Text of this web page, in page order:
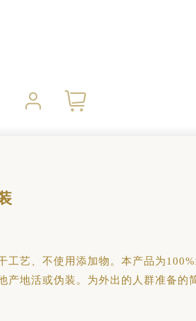
工艺、不使用添加物。本产品为
产地活或伪装。为外出的人群准备的